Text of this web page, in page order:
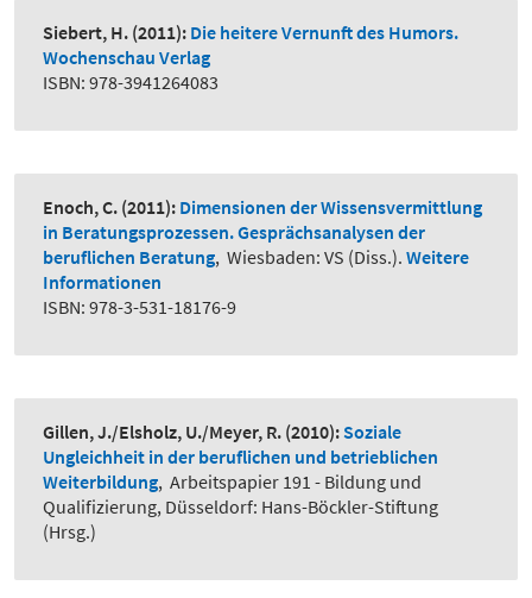
Siebert, H. (2011): Die heitere Vernunft des Humors.
Wochenschau Verlag
ISBN: 978-3941264083
Enoch, C. (2011): Dimensionen der Wissensvermittlung
in Beratungsprozessen. Gesprächsanalysen der
beruflichen Beratung, Wiesbaden: VS (Diss.). Weitere
Informationen
ISBN: 978-3-531-18176-9
Gillen, J./Elsholz, U./Meyer, R. (2010):Soziale
Ungleichheit in der beruflichen und betrieblichen
Weiterbildung, Arbeitspapier 191 - Bildung und
Qualifizierung, Düsseldorf: Hans-Böckler-Stiftung
(Hrsg.)